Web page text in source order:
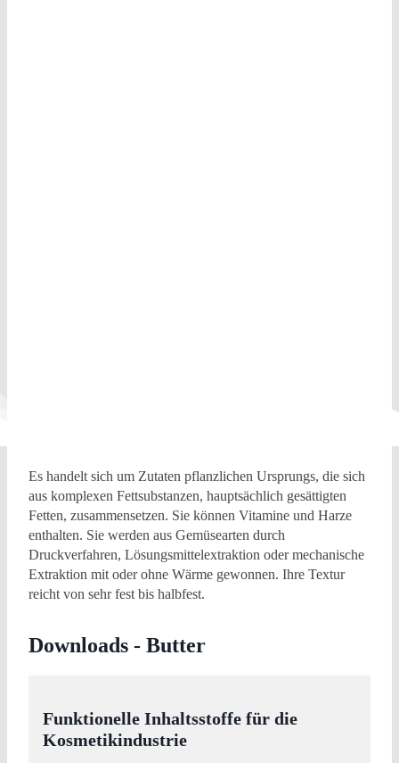
Es handelt sich um Zutaten pflanzlichen Ursprungs, die sich
aus komplexen Fettsubstanzen, hauptsächlich gesättigten
Fetten, zusammensetzen. Sie können Vitamine und Harze
enthalten. Sie werden aus Gemüsearten durch
Druckverfahren, Lösungsmittelextraktion oder mechanische
Extraktion mit oder ohne Wärme gewonnen. Ihre Textur
reicht von sehr fest bis halbfest.
Downloads - Butter
Funktionelle Inhaltsstoffe für die
Kosmetikindustrie